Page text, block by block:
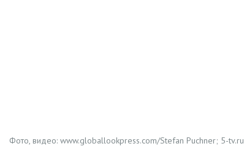
Фото, видео: www.globallookpress.com/Stefan Puchner; 5-tv.ru